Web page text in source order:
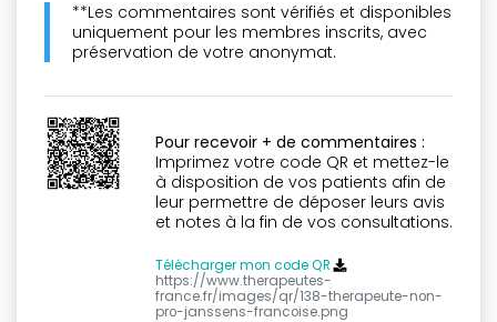
**Les commentaires sont vérifiés et disponibles
uniquement pour les membres inscrits, avec
préservation de votre anonymat.
Pour recevoir + de commentaires :
Imprimez votre code QR et mettez-le
à disposition de vos patients afin de
leur permettre de déposer leurs avis
et notes à la fin de vos consultations.
Télécharger mon code QR
https://www.therapeutes-
france.fr/images/qr/138-therapeute-non-
pro-janssens-francoise.png